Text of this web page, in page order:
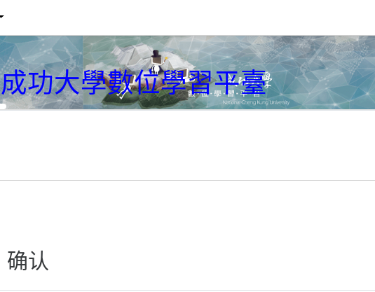
成功大學數位學習平臺
确认